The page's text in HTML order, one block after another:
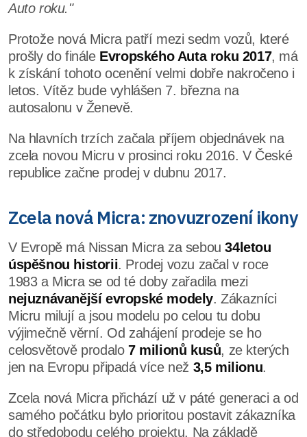
Auto roku."
Protože nová Micra patří mezi sedm vozů, které
prošly do finále Evropského Auta roku 2017, má
k získání tohoto ocenění velmi dobře nakročeno i
letos. Vítěz bude vyhlášen 7. března na
autosalonu v Ženevě.
Na hlavních trzích začala příjem objednávek na
zcela novou Micru v prosinci roku 2016. V České
republice začne prodej v dubnu 2017.
Zcela nová Micra: znovuzrození ikony
V Evropě má Nissan Micra za sebou34letou
úspěšnou historii. Prodej vozu začal v roce
1983 a Micra se od té doby zařadila mezi
nejuznávanější evropské modely. Zákazníci
Micru milují a jsou modelu po celou tu dobu
výjimečně věrní. Od zahájení prodeje se ho
celosvětově prodalo7 milionů kusů, ze kterých
jen na Evropu připadá více než 3,5 milionu.
Zcela nová Micra přichází už v páté generaci a od
samého počátku bylo prioritou postavit zákazníka
do středobodu celého projektu. Na základě